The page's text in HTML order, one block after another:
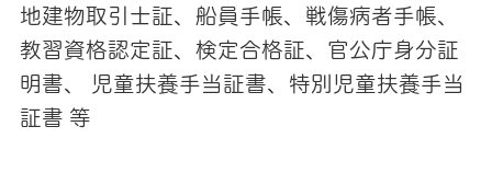
地建物取引士証、船員手帳、戦傷病者手帳、
教習資格認定証、検定合格証、官公庁身分証
明書、 児童扶養手当証書、特別児童扶養手当
証書 等